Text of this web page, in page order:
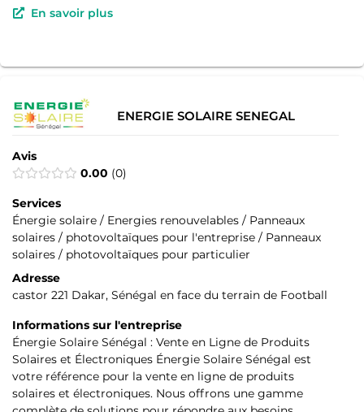
En savoir plus
ENERGIE SOLAIRE SENEGAL
Avis
0.00 0
Services
Énergie solaire / Energies renouvelables / Panneaux
solaires / photovoltaïques pour l'entreprise / Panneaux
solaires / photovoltaïques pour particulier
Adresse
castor 221 Dakar, Sénégal en face du terrain de Football
Informations sur l'entreprise
Énergie Solaire Sénégal : Vente en Ligne de Produits
Solaires et Électroniques Énergie Solaire Sénégal est
votre référence pour la vente en ligne de produits
solaires et électroniques. Nous offrons une gamme